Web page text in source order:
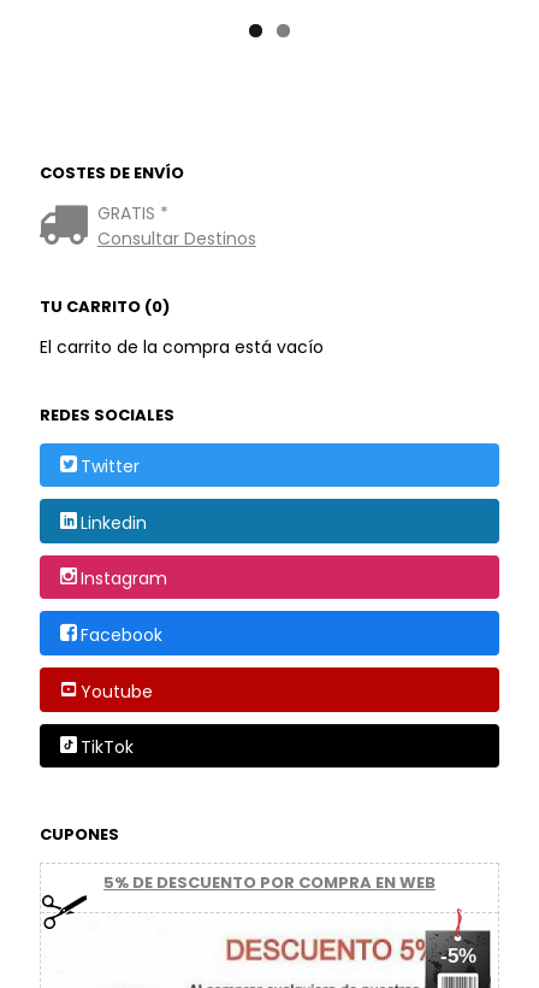
COSTES DE ENVÍO
GRATIS *
Consultar Destinos
TU CARRITO (0)
El carrito de la compra está vacío
REDES SOCIALES
Twitter
Linkedin
Instagram
Facebook
Youtube
TikTok
CUPONES
5% DE DESCUENTO POR COMPRA EN WEB
-5%